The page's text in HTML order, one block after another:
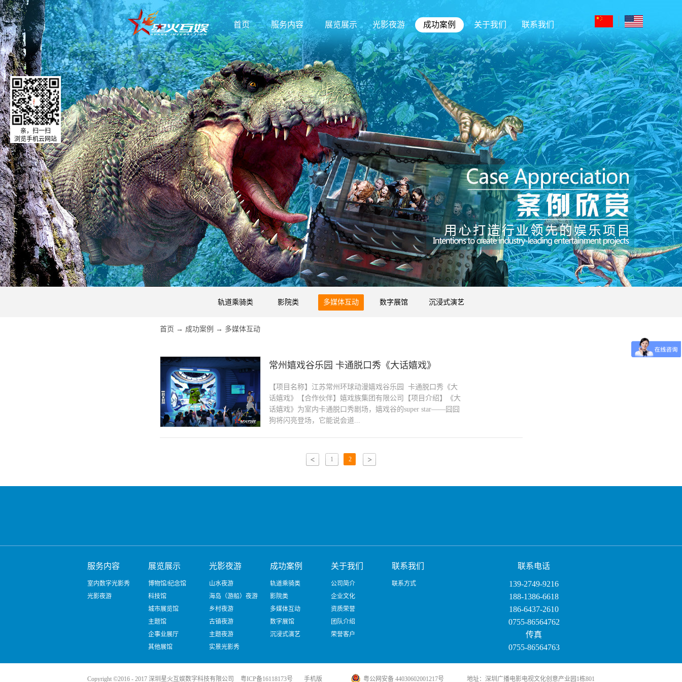
首页 服务内容 展览展示 光影夜游 成功案例 关于我们 联系我们
轨道乘骑类 影院类 多媒体互动 数字展馆 沉浸式演艺
首页 → 成功案例 → 多媒体互动
常州嬉戏谷乐园 卡通脱口秀《大话嬉戏》
【项目名称】江苏常州环球动漫嬉戏谷乐园 卡通脱口秀《大
话嬉戏》【合作伙伴】嬉戏族集团有限公司【项目介绍】《大
话嬉戏》为室内卡通脱口秀剧场，嬉戏谷的super star——囧囧
狗将闪亮登场，它能说会道...
，机智聪明，酷爱恶搞。如果你同样的伶牙俐齿，巧言善变，
那就赶快去和它谈天说地，大话PK吧。卡通脱口秀剧场采用
技，通过多功能舞台、灯光特技及丰富的现场互动游戏等形式
1 2
服务内容
室内数字光影秀
光影夜游
展览展示
博物馆/纪念馆
科技馆
城市展览馆
主题馆
企事业展厅
其他展馆
光影夜游
山水夜游
海岛（游船）夜游
乡村夜游
古镇夜游
主题夜游
实景光影秀
成功案例
轨道乘骑类
影院类
多媒体互动
数字展馆
沉浸式演艺
关于我们
公司简介
企业文化
资质荣誉
团队介绍
荣誉客户
联系我们
联系方式
Copyright ©2016 - 2017 深圳星火互娱数字科技有限公司 粤ICP备16118173号 手机版 地址：深圳广播电影电视文化创意产业园1栋801
粤公网安备 44030602001217号
联系电话
139-2749-9216
188-1386-6618
186-6437-2610
0755-86564762
传真
0755-86564763
亲，扫一扫
浏览手机云网站